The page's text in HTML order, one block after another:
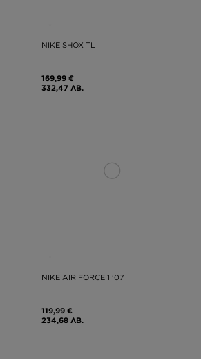
NIKE SHOX TL
169,99 €
332,47 ЛВ.
NIKE AIR FORCE 1 '07
119,99 €
234,68 ЛВ.